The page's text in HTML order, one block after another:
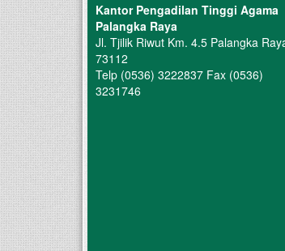
Kantor Pengadilan Tinggi Agama
Palangka Raya
Jl. Tjilik Riwut Km. 4.5 Palangka
73112
Telp (0536) 3222837 Fax (0536)
3231746